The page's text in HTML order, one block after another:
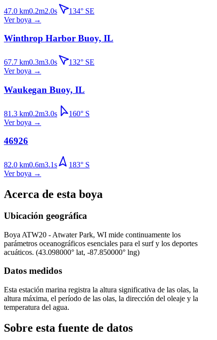
47.0 km0.2m2.0s 134° SE
Ver boya →
Winthrop Harbor Buoy, IL
67.7 km0.3m3.0s 132° SE
Ver boya →
Waukegan Buoy, IL
81.3 km0.2m3.0s 160° S
Ver boya →
46926
82.0 km0.6m3.1s 183° S
Ver boya →
Acerca de esta boya
Ubicación geográfica
Boya ATW20 - Atwater Park, WI mide continuamente los
parámetros oceanográficos esenciales para el surf y los deportes
acuáticos. (43.098000° lat, -87.850000° lng)
Datos medidos
Esta estación marina registra la altura significativa de las olas, la
altura máxima, el período de las olas, la dirección del oleaje y la
temperatura del agua.
Sobre esta fuente de datos